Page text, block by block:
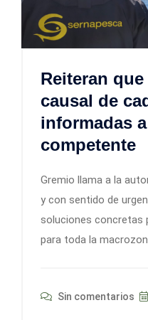
Reiteran
causal de
informadas
competente
Gremio llama a la
y con sentido de
soluciones concretas
para toda la
Sin comentarios